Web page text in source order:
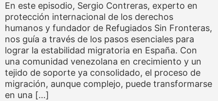
En este episodio, Sergio Contreras, experto en
protección internacional de los derechos
humanos y fundador de Refugiados Sin Fronteras,
nos guía a través de los pasos esenciales para
lograr la estabilidad migratoria en España. Con
una comunidad venezolana en crecimiento y un
tejido de soporte ya consolidado, el proceso de
migración, aunque complejo, puede transformarse
en una […]